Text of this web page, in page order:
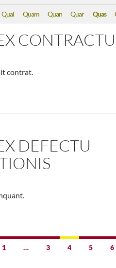
Qual Quam Quan Quar Quas
CONTRACTU
contrat.
DEFECTU
1 … 3 4 5 6